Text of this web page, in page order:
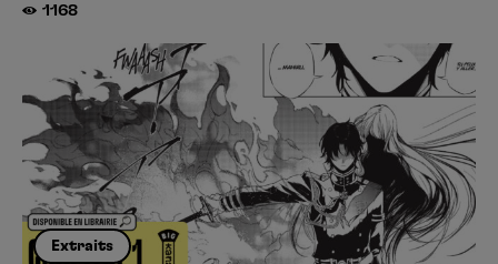
1168
Extraits